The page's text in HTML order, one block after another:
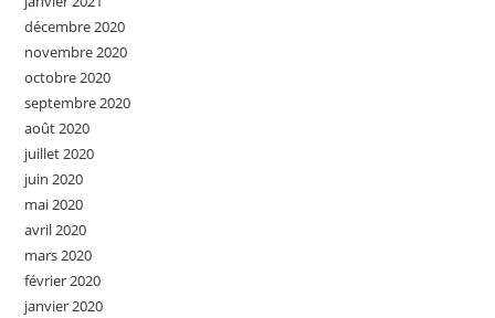
décembre 2020
novembre 2020
octobre 2020
septembre 2020
août 2020
juillet 2020
juin 2020
mai 2020
avril 2020
mars 2020
février 2020
janvier 2020